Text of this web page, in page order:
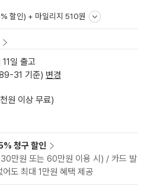
할인) + 마일리지 510원
일 출고
31 기준) 변경
원 이상 무료)
청구 할인
만원 또는 60만원 이용 시) / 카드 발
도 최대 1만원 혜택 제공